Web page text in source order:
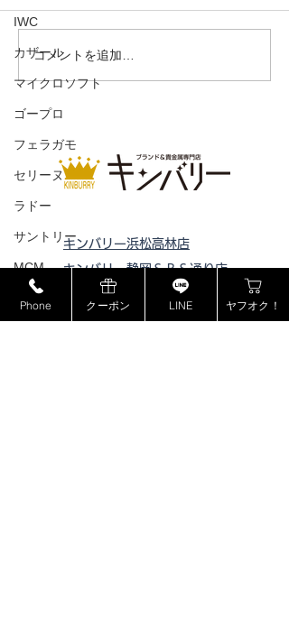
IWC
カザール
マイクロソフト
ゴープロ
フェラガモ
セリーヌ
ラドー
サントリー
MCM
ミュウミュウ
ドライビングシューズ ス
ウェード
コメントを追加…
キンバリー浜松高林店
キンバリー静岡ＳＢＳ通り店
キンバリー藤枝インター店
ピックアップ浜松西伊場店
Phone クーポン LINE ヤフオク！